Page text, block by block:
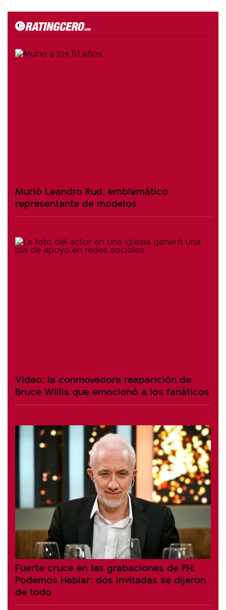
Murió Leandro Rud, emblemático
representante de modelos
Video: la conmovedora reaparición de
Bruce Willis que emocionó a los fanáticos
Fuerte cruce en las grabaciones de PH:
Podemos Hablar: dos invitadas se dijeron
de todo